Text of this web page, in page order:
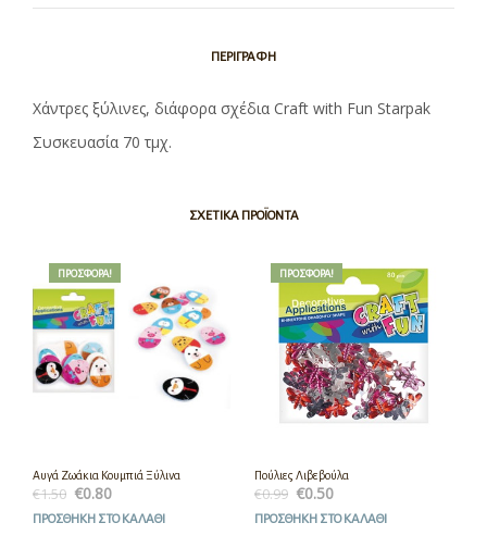
ΠΕΡΙΓΡΑΦΉ
Χάντρες ξύλινες, διάφορα σχέδια Craft with Fun Starpak
Συσκευασία 70 τμχ.
ΣΧΕΤΙΚΆ ΠΡΟΪΌΝΤΑ
ΠΡΟΣΦΟΡΆ!
Αυγά Ζωάκια Κουμπιά Ξύλινα
€1.50 €0.80
ΠΡΟΣΘΉΚΗ ΣΤΟ ΚΑΛΆΘΙ
ΠΡΟΣΦΟΡΆ!
Πούλιες Λιβεβούλα
€0.99 €0.50
ΠΡΟΣΘΉΚΗ ΣΤΟ ΚΑΛΆΘΙ